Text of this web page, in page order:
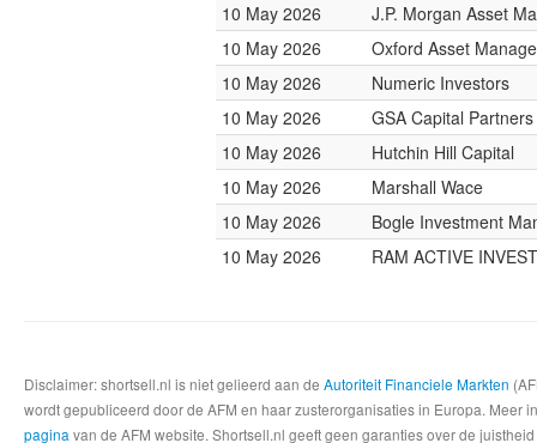
10 May 2026
J.P. Morgan Asset
10 May 2026
Oxford Asset
10 May 2026
Numeric Investors
10 May 2026
GSA Capital Partners
10 May 2026
Hutchin Hill Capital
10 May 2026
Marshall Wace
10 May 2026
Bogle Investment
10 May 2026
RAM ACTIVE
Disclaimer: shortsell.nl is niet gelieerd aan de Autoriteit Financiele Markten
wordt gepubliceerd door de AFM en haar zusterorganisaties in Europa.
pagina van de AFM website. Shortsell.nl geeft geen garanties over de